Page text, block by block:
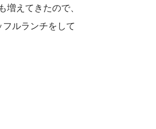
えてきたので、
ルランチをして